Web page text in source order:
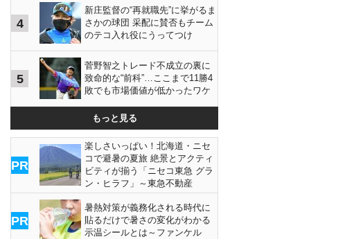
4
新庄監督の“再就職先”に挙がるま
さかの球団 采配に賛否もチーム
のテコ入れ役にうってつけ
5
菅野智之トレード不成立の裏に
致命的な“前科”…ここまで11勝4
敗でも市場価値が低かったワケ
もっと見る
PR
楽しさいっぱい！北海道・ニセ
コで避暑の夏旅 絶景とアクティ
ビティが揃う「ニセコ東急 グラ
ン・ヒラフ」～東急不動産
PR
暑熱対策が義務化される時代に
貼るだけで暑さの変化がわかる
示温シールとは～ファンケル